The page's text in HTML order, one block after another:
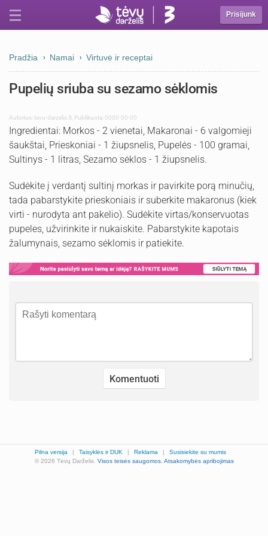
Prisijunk
Pradžia Namai Virtuvė ir receptai
Pupelių sriuba su sezamo sėklomis
Autorius:tevu-darzelis.lt Publikuota: 0000-00-00
Ingredientai: Morkos - 2 vienetai, Makaronai - 6 valgomieji
šaukštai, Prieskoniai - 1 žiupsnelis, Pupelės - 100 gramai,
Sultinys - 1 litras, Sezamo sėklos - 1 žiupsnelis.
Sudėkite į verdantį sultinį morkas ir pavirkite porą minučių,
tada pabarstykite prieskoniais ir suberkite makaronus (kiek
virti - nurodyta ant pakelio). Sudėkite virtas/konservuotas
pupeles, užvirinkite ir nukaiskite. Pabarstykite kapotais
žalumynais, sezamo sėklomis ir patiekite.
Pilna versija | Taisyklės ir DUK | Reklama |
Susisiekite su mumis
© 2026 Tėvų Darželis. Visos teisės saugomos. Atsakomybės apribojimas